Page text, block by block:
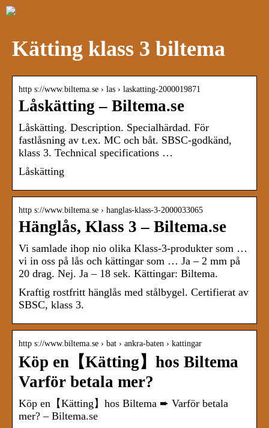
Kätting klass 3 biltema
http s://www.biltema.se › las › laskatting-2000019871
Låskätting – Biltema.se
Låskätting. Description. Specialhärdad. För
fastlåsning av t.ex. MC och båt. SBSC-godkänd,
klass 3. Technical specifications …
Låskätting
http s://www.biltema.se › hanglas-klass-3-2000033065
Hänglås, Klass 3 – Biltema.se
Vi samlade ihop nio olika Klass-3-produkter som …
vi in oss på lås och kättingar som … Ja – 2 mm på
20 drag. Nej. Ja – 18 sek. Kättingar: Biltema.
Kraftig rostfritt hänglås med stålbygel. Certifierat av
SBSC, klass 3.
http s://www.biltema.se › bat › ankra-baten › kattingar
Köp en【Kätting】hos Biltema
Varför betala mer?
Köp en【Kätting】hos Biltema ➨ Varför betala
mer? – Biltema.se